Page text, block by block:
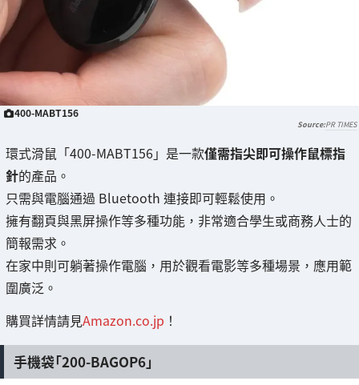
400-MABT156
PR TIMES
環式滑鼠「400-MABT156」是一款僅需指尖即可操作鼠標指
針的產品。
只需與電腦通過 Bluetooth 連接即可輕鬆使用。
擁有翻頁與黑屏操作等多種功能，非常適合學生或商務人士的
簡報需求。
在家中則可躺著操作電腦，用於觀看電影等多種場景，應用範
圍廣泛。
購買詳情請見Amazon.co.jp ！
手機袋「200-BAGOP6」